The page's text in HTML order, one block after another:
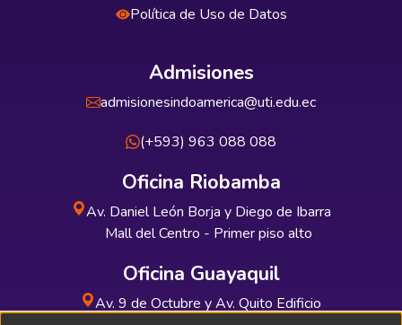
Política de Uso de Datos
Admisiones
admisionesindoamerica@uti.edu.ec
(+593) 963 088 088
Oficina Riobamba
Av. Daniel León Borja y Diego de Ibarra
Mall del Centro - Primer piso alto
Oficina Guayaquil
Av. 9 de Octubre y Av. Quito Edificio